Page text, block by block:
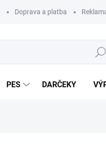
Doprava a platba
PES DARČEKY